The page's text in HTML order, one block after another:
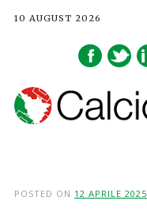
10 AUGUST 2026
POSTED ON 12 APRILE 2025